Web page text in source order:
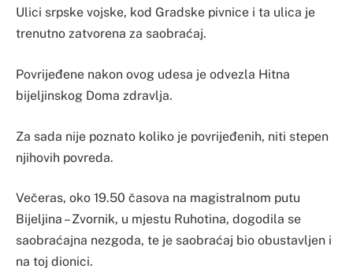
Ulici srpske vojske, kod Gradske pivnice i ta ulica je
trenutno zatvorena za saobraćaj.
Povrijeđene nakon ovog udesa je odvezla Hitna
bijeljinskog Doma zdravlja.
Za sada nije poznato koliko je povrijeđenih, niti stepen
njihovih povreda.
Večeras, oko 19.50 časova na magistralnom putu
Bijeljina – Zvornik, u mjestu Ruhotina, dogodila se
saobraćajna nezgoda, te je saobraćaj bio obustavljen i
na toj dionici.